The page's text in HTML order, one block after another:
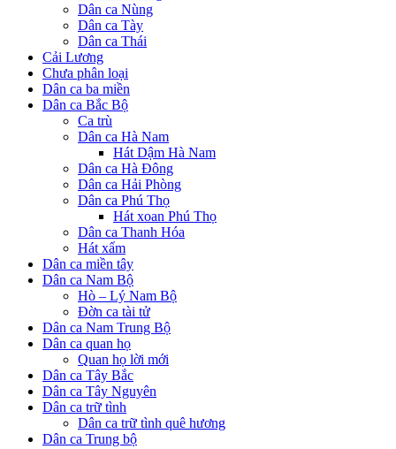
Dân ca Nùng
Dân ca Tày
Dân ca Thái
Cải Lương
Chưa phân loại
Dân ca ba miền
Dân ca Bắc Bộ
Ca trù
Dân ca Hà Nam
Hát Dậm Hà Nam
Dân ca Hà Đông
Dân ca Hải Phòng
Dân ca Phú Thọ
Hát xoan Phú Thọ
Dân ca Thanh Hóa
Hát xẩm
Dân ca miền tây
Dân ca Nam Bộ
Hò – Lý Nam Bộ
Đờn ca tài tử
Dân ca Nam Trung Bộ
Dân ca quan họ
Quan họ lời mới
Dân ca Tây Bắc
Dân ca Tây Nguyên
Dân ca trữ tình
Dân ca trữ tình quê hương
Dân ca Trung bộ